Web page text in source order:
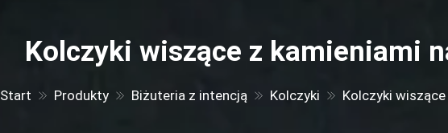
Kolczyki wiszące z kamieniami
Start Produkty Biżuteria z intencją Kolczyki Kolczyki